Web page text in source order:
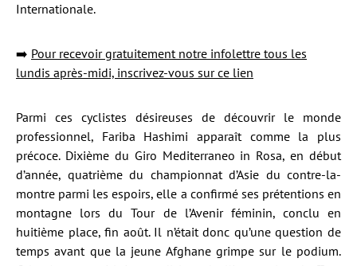
Internationale.
➡️ Pour recevoir gratuitement notre infolettre tous les
lundis après-midi, inscrivez-vous sur ce lien
Parmi ces cyclistes désireuses de découvrir le monde
professionnel, Fariba Hashimi apparaît comme la plus
précoce. Dixième du Giro Mediterraneo in Rosa, en début
d’année, quatrième du championnat d’Asie du contre-la-
montre parmi les espoirs, elle a confirmé ses prétentions en
montagne lors du Tour de l’Avenir féminin, conclu en
huitième place, fin août. Il n’était donc qu’une question de
temps avant que la jeune Afghane grimpe sur le podium.